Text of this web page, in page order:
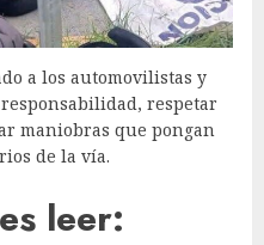
a los automovilistas y
respetar
maniobras que pongan
de la vía.
leer: